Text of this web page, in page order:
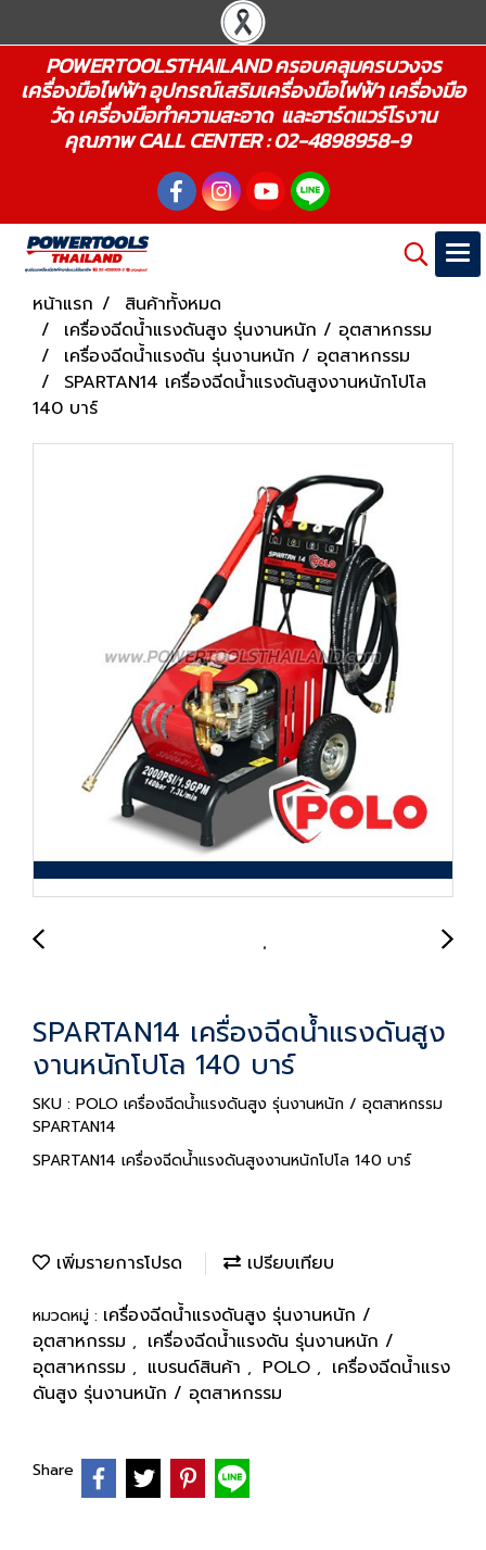
POWERTOOLSTHAILAND ครอบคลุมครบวงจร
เครื่องมือไฟฟ้า อุปกรณ์เสริมเครื่องมือไฟฟ้า เครื่องมือ
วัด เครื่องมือทำความสะอาด และฮาร์ดแวร์โรงาน
คุณภาพ CALL CENTER : 02-4898958-9
หน้าแรก
สินค้าทั้งหมด
เครื่องฉีดน้ำแรงดันสูง รุ่นงานหนัก / อุตสาหกรรม
เครื่องฉีดน้ำแรงดัน รุ่นงานหนัก / อุตสาหกรรม
SPARTAN14 เครื่องฉีดน้ำแรงดันสูงงานหนักโปโล
140 บาร์
SPARTAN14 เครื่องฉีดน้ำแรงดันสูง
งานหนักโปโล 140 บาร์
SKU : POLO เครื่องฉีดน้ำแรงดันสูง รุ่นงานหนัก / อุตสาหกรรม
SPARTAN14
SPARTAN14 เครื่องฉีดน้ำแรงดันสูงงานหนักโปโล 140 บาร์
เพิ่มรายการโปรด เปรียบเทียบ
หมวดหมู่ : เครื่องฉีดน้ำแรงดันสูง รุ่นงานหนัก /
อุตสาหกรรม , เครื่องฉีดน้ำแรงดัน รุ่นงานหนัก /
อุตสาหกรรม , แบรนด์สินค้า , POLO , เครื่องฉีดน้ำแรง
ดันสูง รุ่นงานหนัก / อุตสาหกรรม
Share